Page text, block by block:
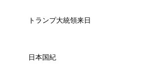
トランプ大統領来日
日本国紀